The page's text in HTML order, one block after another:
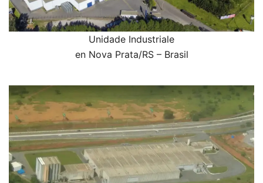
Unidade Industriale
en Nova Prata/RS – Brasil